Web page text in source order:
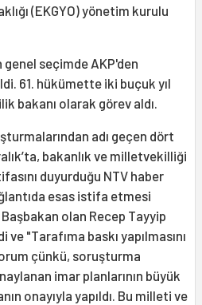
(EKGYO) yönetim kurulu
genel seçimde AKP'den
61. hükümette iki buçuk yıl
bakanı olarak görev aldı.
adı geçen dört
bakanlık ve milletvekilliği
duyurduğu NTV haber
esas istifa etmesi
olan Recep Tayyip
"Tarafıma baskı yapılmasını
çünkü, soruşturma
imar planlarının büyük
onayıyla yapıldı. Bu milleti ve